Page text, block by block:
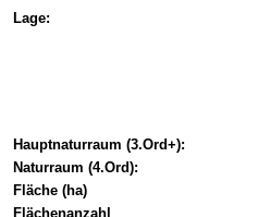
Lage:
Hauptnaturraum (3.Ord+):
Naturraum (4.Ord):
Fläche (ha)
Flächenanzahl